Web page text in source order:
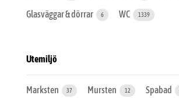
Glasväggar & dörrar 6 WC 1339
Utemiljö
Marksten 37 Mursten 12 Spabad